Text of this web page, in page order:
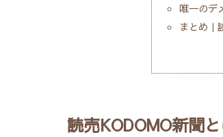
唯一のデ
まとめ｜
読売KODOMO新聞